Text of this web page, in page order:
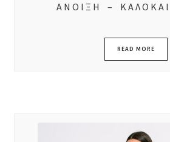
ΑΝΟΙΞΗ –
READ MORE